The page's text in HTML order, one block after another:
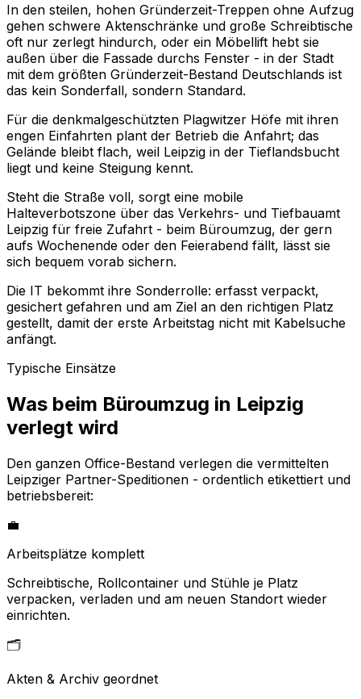
In den steilen, hohen Gründerzeit-Treppen ohne Aufzug
gehen schwere Aktenschränke und große Schreibtische
oft nur zerlegt hindurch, oder ein Möbellift hebt sie
außen über die Fassade durchs Fenster - in der Stadt
mit dem größten Gründerzeit-Bestand Deutschlands ist
das kein Sonderfall, sondern Standard.
Für die denkmalgeschützten Plagwitzer Höfe mit ihren
engen Einfahrten plant der Betrieb die Anfahrt; das
Gelände bleibt flach, weil Leipzig in der Tieflandsbucht
liegt und keine Steigung kennt.
Steht die Straße voll, sorgt eine mobile
Halteverbotszone über das Verkehrs- und Tiefbauamt
Leipzig für freie Zufahrt - beim Büroumzug, der gern
aufs Wochenende oder den Feierabend fällt, lässt sie
sich bequem vorab sichern.
Die IT bekommt ihre Sonderrolle: erfasst verpackt,
gesichert gefahren und am Ziel an den richtigen Platz
gestellt, damit der erste Arbeitstag nicht mit Kabelsuche
anfängt.
Typische Einsätze
Was beim Büroumzug in Leipzig
verlegt wird
Den ganzen Office-Bestand verlegen die vermittelten
Leipziger Partner-Speditionen - ordentlich etikettiert und
betriebsbereit:
💼
Arbeitsplätze komplett
Schreibtische, Rollcontainer und Stühle je Platz
verpacken, verladen und am neuen Standort wieder
einrichten.
🗂️
Akten & Archiv geordnet